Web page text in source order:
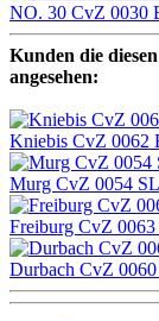
NO. 30 CvZ 0030
Kunden die
angesehen:
Kniebis CvZ 0062
Murg CvZ 0054
Freiburg CvZ
Durbach CvZ